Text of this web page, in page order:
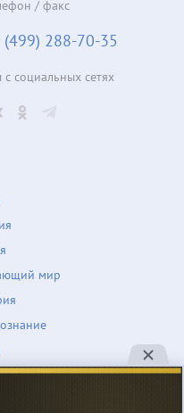
мир
/ факс
(499) 288-70-35
социальных сетях